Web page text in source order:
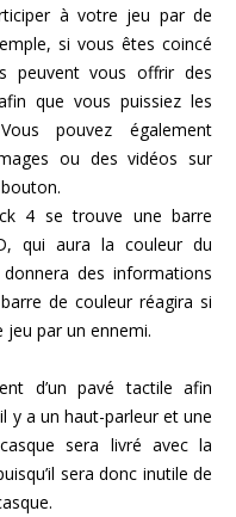
à votre jeu par de
si vous êtes coincé
peuvent vous offrir des
que vous puissiez les
pouvez également
ou des vidéos sur
4 se trouve une barre
qui aura la couleur du
des informations
de couleur réagira si
par un ennemi.
d’un pavé tactile afin
y a un haut-parleur et une
sera livré avec la
sera donc inutile de